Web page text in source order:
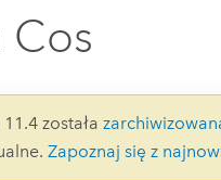
Cos
została
Zapoznaj się z